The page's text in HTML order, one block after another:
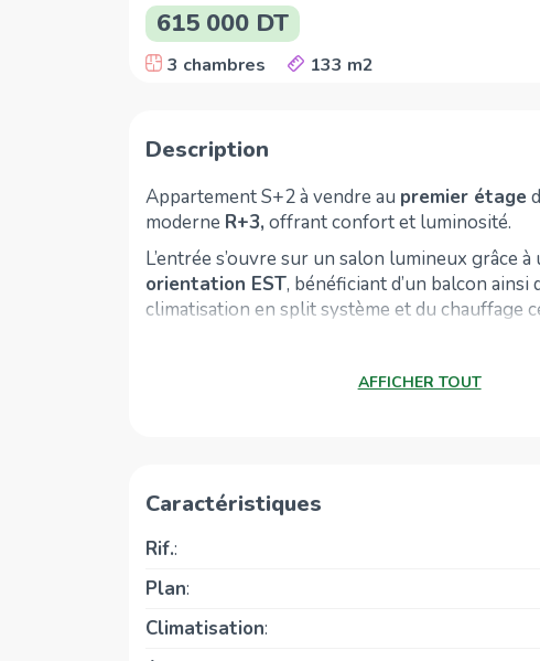
615 000 DT
3 chambres 133 m2
Description
Appartement S+2 à vendre au premier étage
moderne R+3, offrant confort et luminosité.
L’entrée s’ouvre sur un salon lumineux grâce à
orientation EST, bénéficiant d’un balcon ainsi
climatisation en split système et du chauffage
une plaque de
aspirante, un four électrique, un micro-
L’espace nuit comprend
équipées
, de climatisation en
d’un
L’appartement dispose d’une salle d’eau pour
que d’une salle de bain commune.
AFFICHER TOUT
Caractéristiques
Rif.:
Plan:
Climatisation: